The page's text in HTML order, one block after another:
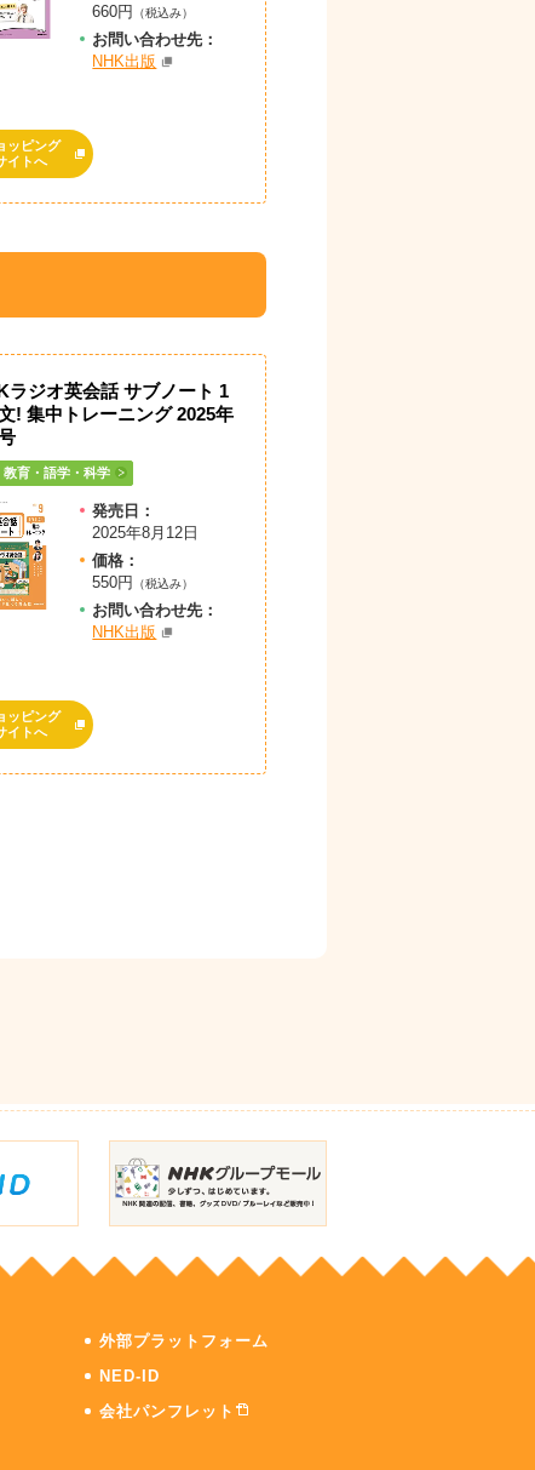
660円
（税込み）
お問い合わせ先：
NHK出版
ッピング
イトへ
ラジオ英会話 サブノート 1
! 集中トレーニング 2025年
教育・語学・科学
発売日：
2025年8月12日
価格：
550円
（税込み）
お問い合わせ先：
NHK出版
ッピング
イトへ
外部プラットフォーム
NED-ID
会社パンフレット